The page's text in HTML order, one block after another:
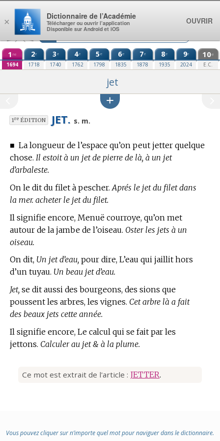
Aller au contenu
1 re
1694
2e
1718
3e
1740
4e
1762
5e
1798
6e
1835
7e
1878
8e
1935
9e
2024
10e
E.C.
jet
1reÉDITION JET. s. m.
■ La longueur de l’espace qu’on peut jetter quelque
chose. Il estoit à un jet de pierre de là, à un jet
d’arbaleste.
On le dit du filet à pescher. Aprés le jet du filet dans
la mer. acheter le jet du filet.
Il signifie encore, Menuë courroye, qu’on met
autour de la jambe de l’oiseau. Oster les jets à un
oiseau.
On dit, Un jet d’eau, pour dire, L’eau qui jaillit hors
d’un tuyau. Un beau jet d’eau.
Jet, se dit aussi des bourgeons, des sions que
poussent les arbres, les vignes. Cet arbre là a fait
des beaux jets cette année.
Il signifie encore, Le calcul qui se fait par les
jettons. Calculer au jet & à la plume.
Ce mot est extrait de l'article : JETTER.
Vous pouvez cliquer sur n’importe quel mot pour naviguer dans le dictionnaire.
×
Dictionnaire de l’Académie
Télécharger ou ouvrir l’application
Disponible sur Android et iOS
OUVRIR